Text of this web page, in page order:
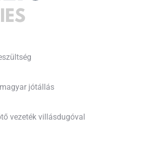
jótállás
vezeték villásdugóval